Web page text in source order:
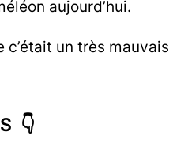
aujourd’hui.
c’était un très
👇